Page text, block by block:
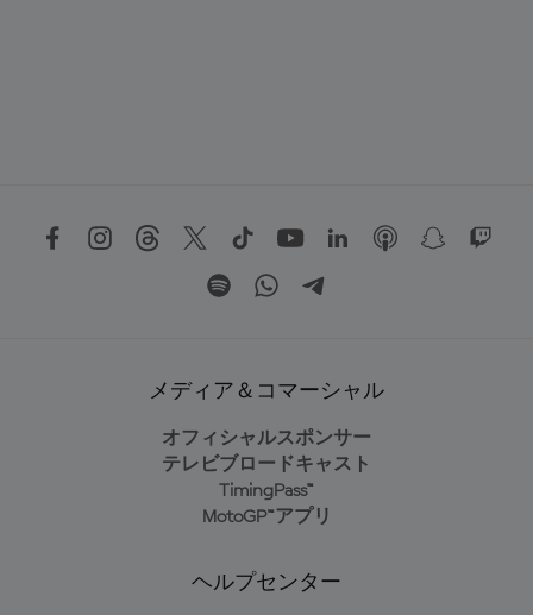
メディア＆コマーシャル
オフィシャルスポンサー
テレビブロードキャスト
TimingPass™
MotoGP™アプリ
ヘルプセンター